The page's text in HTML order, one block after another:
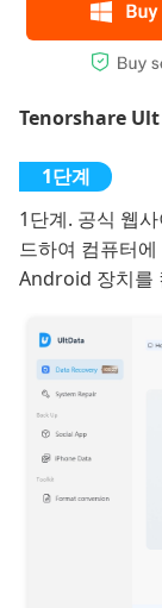
Tenorshare Ult
1단계. 공식 웹
드하여 컴퓨터
Android 장치를